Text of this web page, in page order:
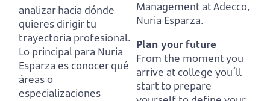
analizar hacia dónde
quieres dirigir tu
trayectoria profesional.
Lo principal para Nuria
Esparza es conocer qué
áreas o
especializaciones
Management at Adecco,
Nuria Esparza.
Plan your future
From the moment you
arrive at college you´ll
start to prepare